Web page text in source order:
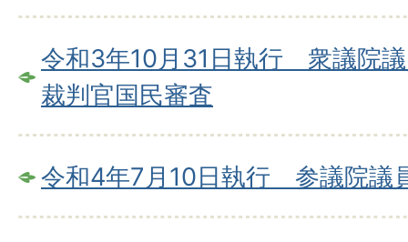
令和3年10月31日執行 衆議院
裁判官国民審査
令和4年7月10日執行 参議院議